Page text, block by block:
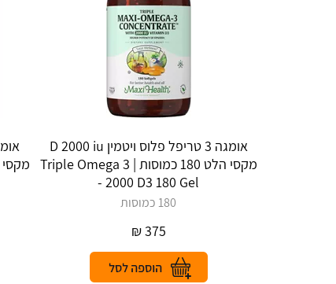
אומגה 3 טריפל פלוס ויטמין D 2000 iu
מקסי הלט 180 כמוסות | Triple Omega 3
- 2000 D3 180 Gel
180 כמוסות
375
₪